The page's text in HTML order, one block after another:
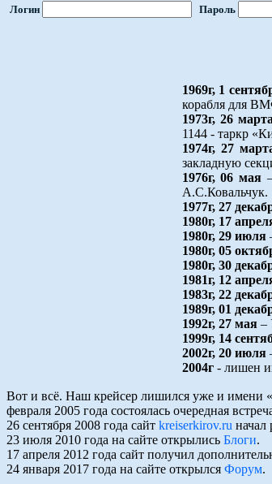
Логин Пароль
1969г, 1
корабля для
1973г, 26 марта
1144 - таркр
1974г, 27
закладную
1976г, 06 мая
А.С.Ковальчук.
1977г, 27
1980г, 17
1980г, 29 июля
1980г, 05
1980г, 30
1981г, 12
1983г, 22
1989г, 01
1992г, 27 мая–
1999г, 14
2002г, 20 июля
2004г- лишен
Вот и всё. Наш крейсер лишился уже и имени
февраля 2005 года состоялась очередная
26 сентября 2008 года сайт kreiserkirov.ru начал
23 июля 2010 года на сайте открылись Блоги.
17 апреля 2012 года сайт получил
24 января 2017 года на сайте открылся Форум.